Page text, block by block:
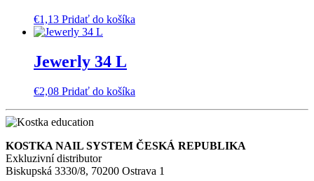
€1,13 Pridať do košíka
Jewerly 34 L
€2,08 Pridať do košíka
KOSTKA NAIL SYSTEM ČESKÁ REPUBLIKA
Exkluzivní distributor
Biskupská 3330/8, 70200 Ostrava 1